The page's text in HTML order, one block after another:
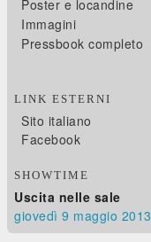
Poster e locandine
Immagini
Pressbook completo
LINK ESTERNI
Sito italiano
Facebook
SHOWTIME
Uscita nelle sale
giovedì 9 maggio 2013